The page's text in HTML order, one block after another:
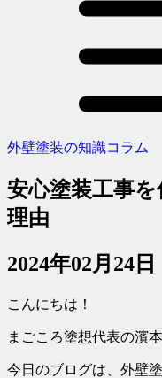
外壁塗装の知識コラム
安心塗装工事
理由
2024年02月24日
こんにちは！
まごころ塗想代表の濱
今日のブログは、外壁